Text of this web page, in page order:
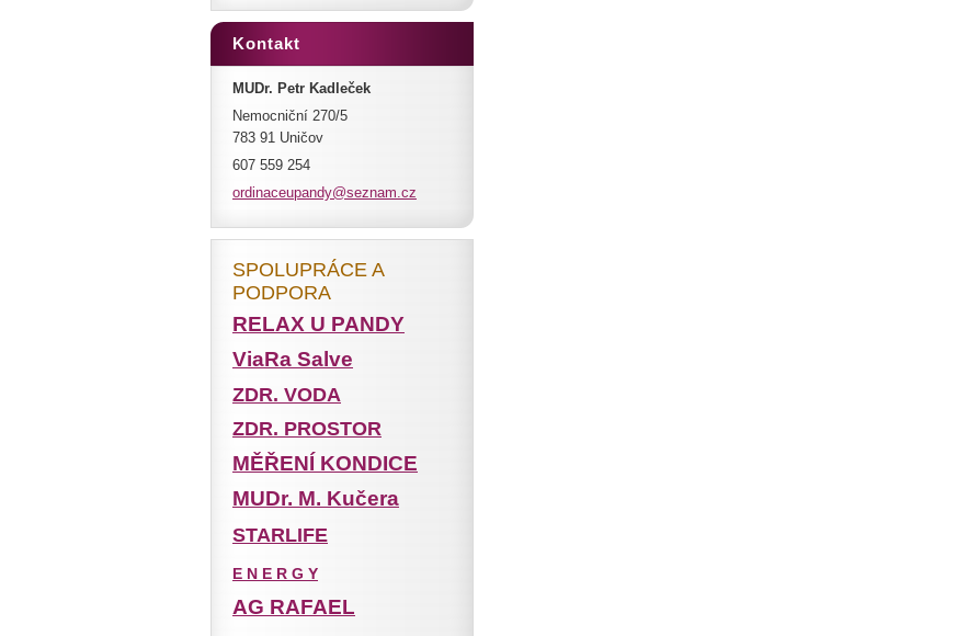
Kontakt
MUDr. Petr Kadleček
Nemocniční 270/5
783 91 Uničov
607 559 254
ordinaceupandy@seznam.cz
SPOLUPRÁCE A
PODPORA
RELAX U PANDY
ViaRa Salve
ZDR. VODA
ZDR. PROSTOR
MĚŘENÍ KONDICE
MUDr. M. Kučera
STARLIFE
E N E R G Y
AG RAFAEL